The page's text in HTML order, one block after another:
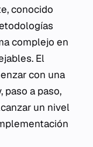
conocido
complejo en
El
con una
paso a paso,
un nivel